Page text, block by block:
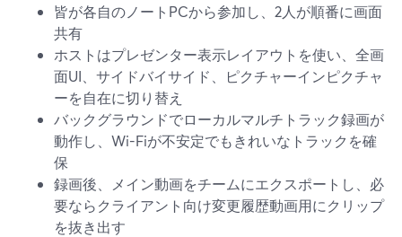
皆が各自のノートPCから参加し、2人が順番に画面
共有
ホストはプレゼンター表示レイアウトを使い、全画
面UI、サイドバイサイド、ピクチャーインピクチャ
ーを自在に切り替え
バックグラウンドでローカルマルチトラック録画が
動作し、Wi-Fiが不安定でもきれいなトラックを確
保
録画後、メイン動画をチームにエクスポートし、必
要ならクライアント向け変更履歴動画用にクリップ
を抜き出す